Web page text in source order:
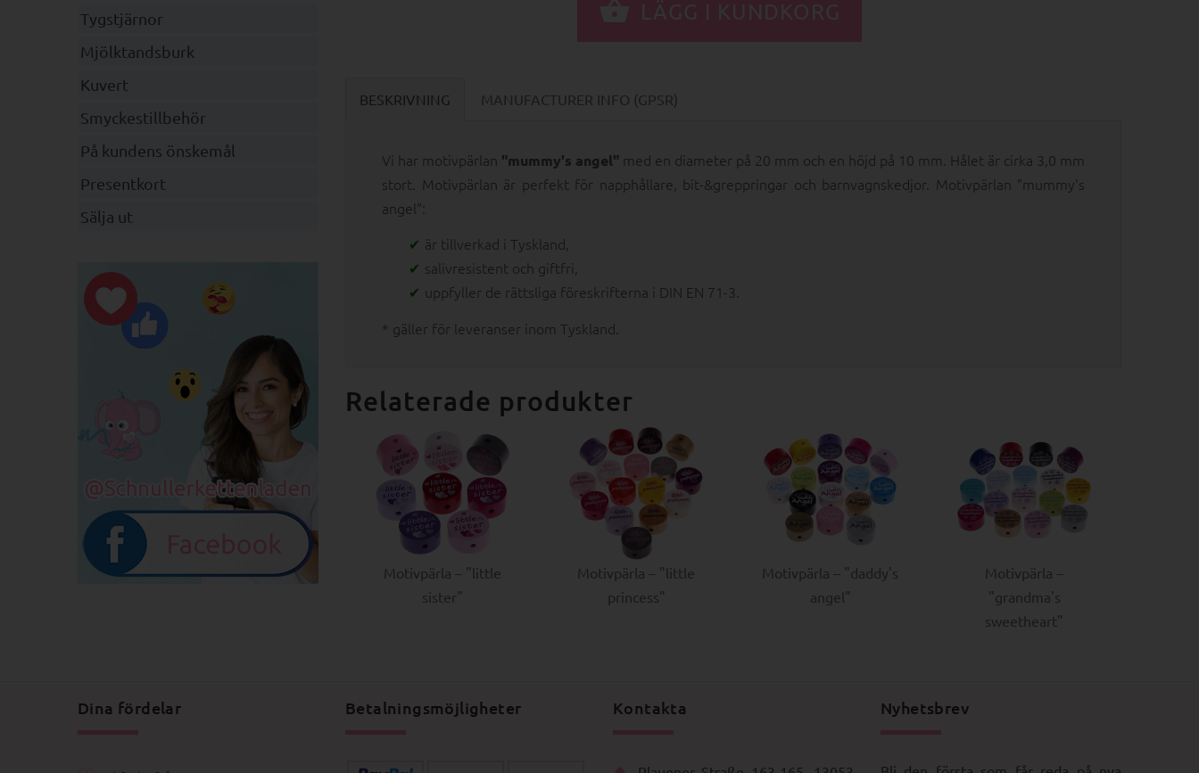
BESKRIVNING MANUFACTURER INFO (GPSR)
Vi har motivpärlan "mummy's angel" med en diameter på 20 mm och en höjd på 10 mm. Hålet är cirka 3,0 mm
stort. Motivpärlan är perfekt för napphållare, bit-&greppringar och barnvagnskedjor. Motivpärlan ”mummy's
angel”:
är tillverkad i Tyskland,
salivresistent och giftfri,
uppfyller de rättsliga föreskrifterna i DIN EN 71-3.
* gäller för leveranser inom Tyskland.
Relaterade produkter
Motivpärla – "little
sister"
Motivpärla – "little
princess"
Motivpärla – "daddy's
angel"
Motivpärla –
"grandma's
sweetheart"
Tygstjärnor
Mjölktandsburk
Kuvert
Smyckestillbehör
På kundens önskemål
Presentkort
Sälja ut
Dina fördelar Betalningsmöjligheter Kontakta Nyhetsbrev